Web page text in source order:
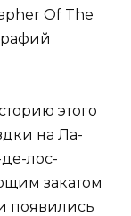
этого
на Ла-
лос-
закатом
появились